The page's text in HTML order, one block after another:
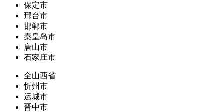
保定市
邢台市
邯郸市
秦皇岛市
唐山市
石家庄市
全山西省
忻州市
运城市
晋中市